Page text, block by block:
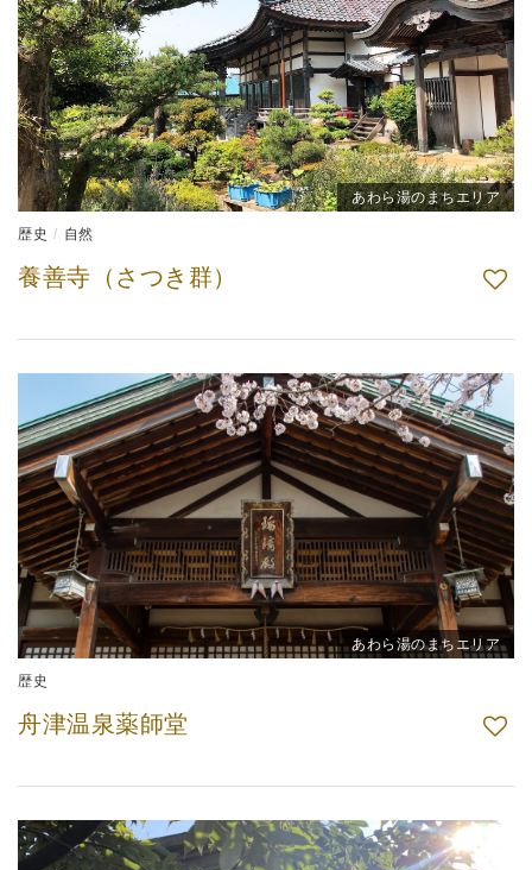
あわら湯のまちエリア
歴史 自然
養善寺（さつき群）
あわら湯のまちエリア
歴史
舟津温泉薬師堂